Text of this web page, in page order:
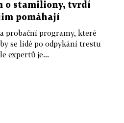
o stamiliony, tvrdí
pomáhají
probační programy, které
se lidé po odpykání trestu
expertů je...